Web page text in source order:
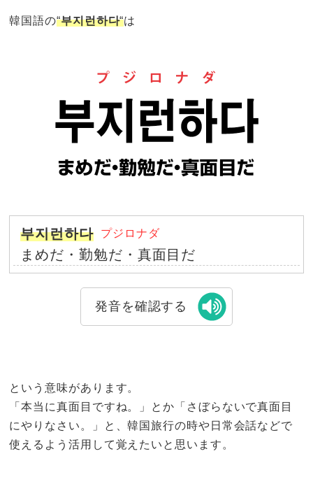
韓国語の“부지런하다“は
부지런하다 プジロナダ
まめだ・勤勉だ・真面目だ
発音を確認する
という意味があります。
「本当に真面目ですね。」とか「さぼらないで真面目
にやりなさい。」と、韓国旅行の時や日常会話などで
使えるよう活用して覚えたいと思います。